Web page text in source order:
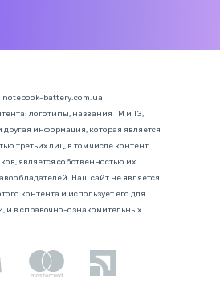
battery.com.ua
логотипы, названия ТМ и ТЗ,
другая информация, которая является
третьих лиц, в том числе контент
является собственностью их
Наш сайт не является
контента и использует его для
и в справочно-ознакомительных